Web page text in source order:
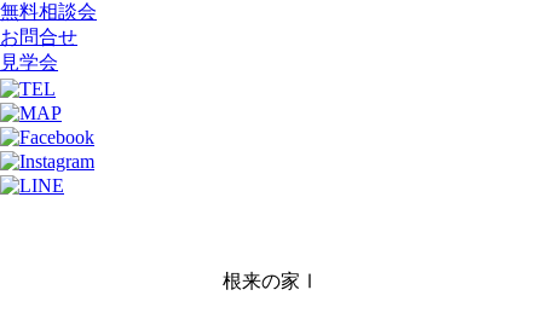
無料相談会
お問合せ
見学会
根来の家Ⅰ